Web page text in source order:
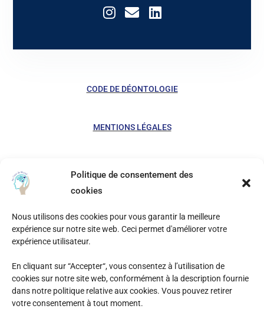
Politique de consentement des
cookies
Nous utilisons des cookies pour vous garantir la meilleure
expérience sur notre site web. Ceci permet d'améliorer votre
expérience utilisateur.
En cliquant sur “Accepter“, vous consentez à l’utilisation de
cookies sur notre site web, conformément à la description fournie
dans notre politique relative aux cookies. Vous pouvez retirer
votre consentement à tout moment.
CODE DE DÉONTOLOGIE
MENTIONS LÉGALES
©2023 par Caroline MICHEL-VARLET – SIRET 881
910 095 00010 – EI – Préparatrice mentale à